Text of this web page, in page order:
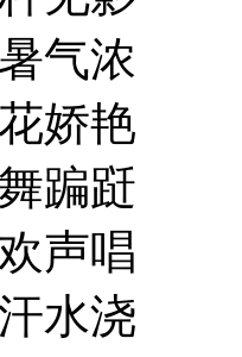
气浓
娇艳
蹁跹
声唱
水浇